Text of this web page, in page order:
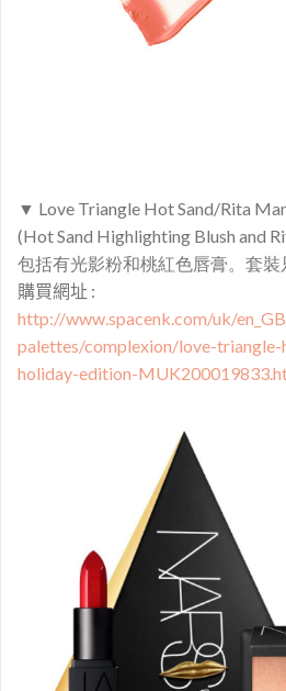
▼ Love Triangle Hot Sand/Rita
(Hot Sand Highlighting Blush and
包括有光影粉和桃紅色唇膏。套裝
購買網址 :
http://www.spacenk.com/uk/
palettes/complexion/love-
holiday-edition-